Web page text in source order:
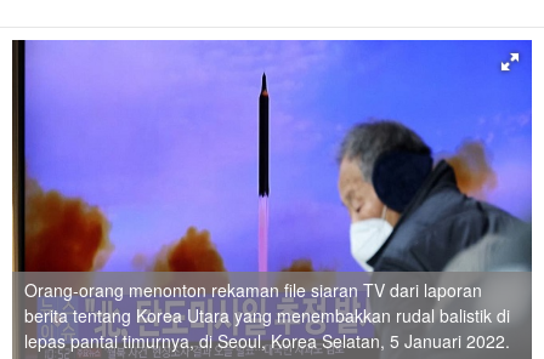
Orang-orang menonton rekaman file siaran TV dari laporan
berita tentang Korea Utara yang menembakkan rudal balistik di
lepas pantai timurnya, di Seoul, Korea Selatan, 5 Januari 2022.